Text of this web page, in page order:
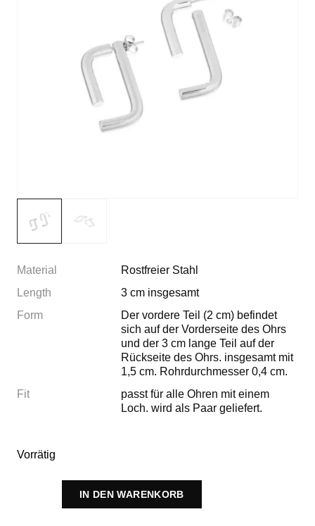
Material
Rostfreier Stahl
Length
3 cm insgesamt
Form
Der vordere Teil (2 cm) befindet
sich auf der Vorderseite des Ohrs
und der 3 cm lange Teil auf der
Rückseite des Ohrs. insgesamt mit
1,5 cm. Rohrdurchmesser 0,4 cm.
Fit
passt für alle Ohren mit einem
Loch. wird als Paar geliefert.
Vorrätig
IN DEN WARENKORB